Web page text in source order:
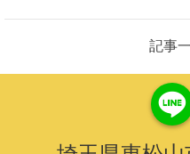
記事